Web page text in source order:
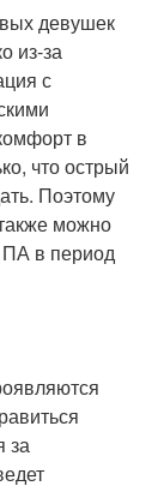
девушек
из-за
с
в
что острый
Поэтому
можно
ПА в период
за